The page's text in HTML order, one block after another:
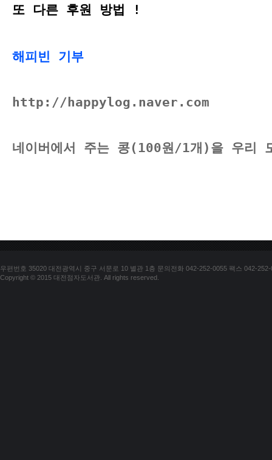
또 다른 후원 방법 !
해피빈 기부
http://happylog.naver.com
네이버에서 주는 콩(100원/1개)을 우리
우편번호 35020 대전광역시 중구 서문로 10 별관 1층 문의전화 042-252-0055 팩스 042-252-
Copyright © 2015 대전점자도서관. All rights reserved.